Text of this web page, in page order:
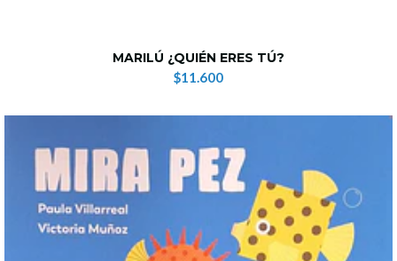
MARILÚ ¿QUIÉN ERES TÚ?
$11.600